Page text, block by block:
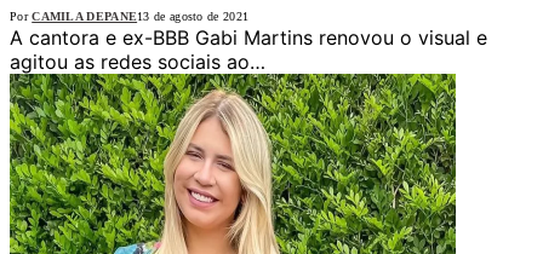
Por CAMILA DEPANE13 de agosto de 2021
A cantora e ex-BBB Gabi Martins renovou o visual e
agitou as redes sociais ao…